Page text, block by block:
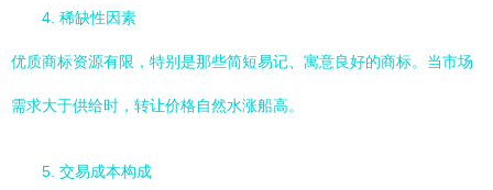
4. 稀缺性因素
优质商标资源有限，特别是那些简短易记、寓意良好的商标。当市场
需求大于供给时，转让价格自然水涨船高。
5. 交易成本构成